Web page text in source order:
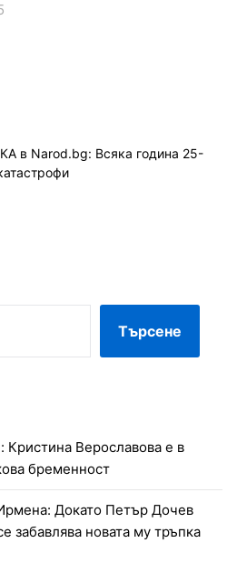
в Narod.bg: Всяка година 25-
Търсене
Верославова е в
бременност
Докато Петър Дочев
забавлява новата му тръпка